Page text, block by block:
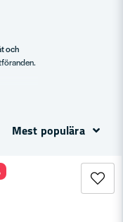
och
Mest populära